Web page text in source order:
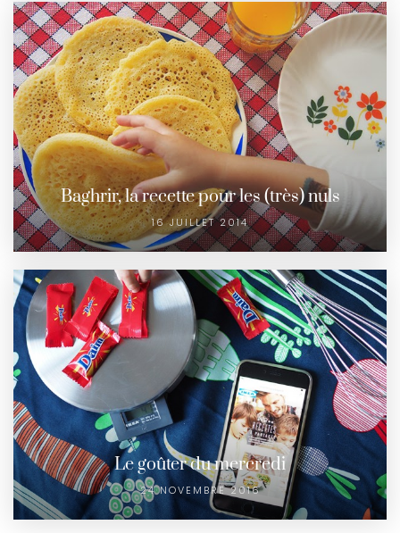
Baghrir, la recette pour les (très) nuls
16 JUILLET 2014
Le goûter du mercredi
24 NOVEMBRE 2016